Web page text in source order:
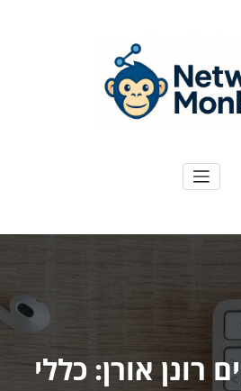
רונן אורן: כללי